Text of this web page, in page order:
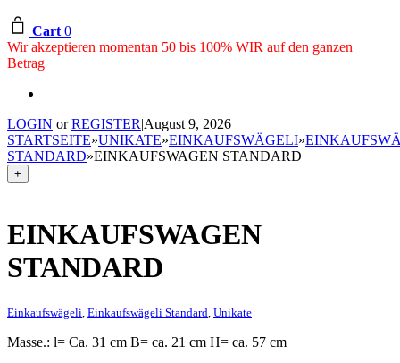
Cart 0
Wir akzeptieren momentan 50 bis 100% WIR auf den ganzen
Betrag
LOGIN orREGISTER|August 9, 2026
STARTSEITE»UNIKATE»EINKAUFSWÄGELI»
STANDARD»EINKAUFSWAGEN STANDARD
+
EINKAUFSWAGEN
STANDARD
Einkaufswägeli Einkaufswägeli Standard Unikate
Masse.: l= Ca. 31 cm B= ca. 21 cm H= ca. 57 cm